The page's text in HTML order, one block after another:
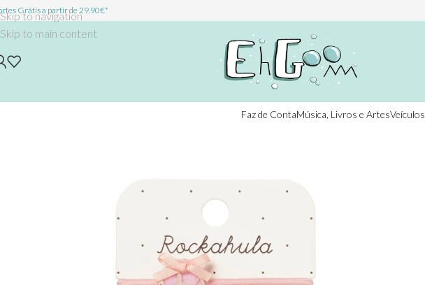
Skip to navigation
Skip to main content
Grátis a partir de 29.90€*
Faz de ContaMúsica, Livros e ArtesVeículos